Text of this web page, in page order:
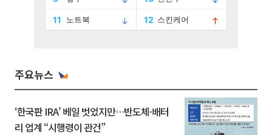
주요뉴스
‘한국판 IRA’ 베일 벗었지만…반도체·배터
리 업계 “시행령이 관건”